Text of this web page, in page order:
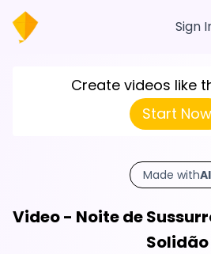
Sign
Create videos like
Start Now
Made withAI
Video - Noite de
Solidão